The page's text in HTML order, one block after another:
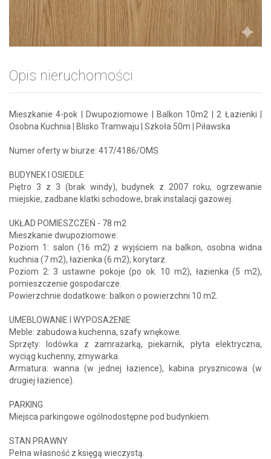
Opis nieruchomości
Mieszkanie 4-pok | Dwupoziomowe | Balkon 10m2 | 2 Łazienki |
Osobna Kuchnia | Blisko Tramwaju | Szkoła 50m | Piławska
Numer oferty w biurze: 417/4186/OMS
BUDYNEK I OSIEDLE
Piętro 3 z 3 (brak windy), budynek z 2007 roku, ogrzewanie
miejskie, zadbane klatki schodowe, brak instalacji gazowej.
UKŁAD POMIESZCZEŃ - 78 m2
Mieszkanie dwupoziomowe:
Poziom 1: salon (16 m2) z wyjściem na balkon, osobna widna
kuchnia (7 m2), łazienka (6 m2), korytarz.
Poziom 2: 3 ustawne pokoje (po ok. 10 m2), łazienka (5 m2),
pomieszczenie gospodarcze.
Powierzchnie dodatkowe: balkon o powierzchni 10 m2.
UMEBLOWANIE I WYPOSAŻENIE
Meble: zabudowa kuchenna, szafy wnękowe.
Sprzęty: lodówka z zamrażarką, piekarnik, płyta elektryczna,
wyciąg kuchenny, zmywarka.
Armatura: wanna (w jednej łazience), kabina prysznicowa (w
drugiej łazience).
PARKING
Miejsca parkingowe ogólnodostępne pod budynkiem.
STAN PRAWNY
Pełna własność z księgą wieczystą.